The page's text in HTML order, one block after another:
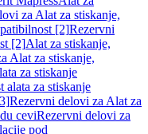
za Alat za stiskanje,
[2]Rezervni
[2]Alat za stiskanje,
Alat za stiskanje,
za stiskanje
za stiskanje
Rezervni delovi za Alat za
ceviRezervni delovi za
pod